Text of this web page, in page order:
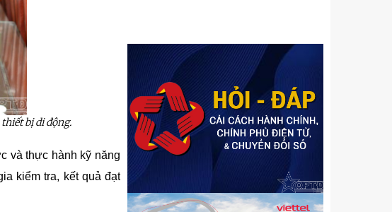
bị di động.
và thực hành kỹ năng
kiểm tra, kết quả đạt